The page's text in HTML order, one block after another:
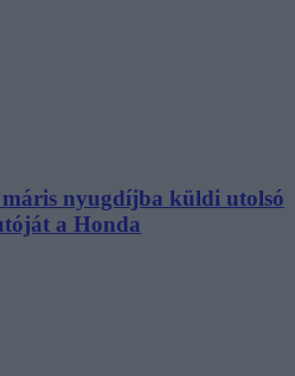
máris nyugdíjba küldi utolsó
a Honda